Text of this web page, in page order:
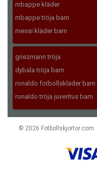
mbappe kläder
mbappe tröja barn
messi kläder barn
griezmann tröja
dybala tröja barn
ronaldo fotbollskläder barn
ronaldo tröja juventus barn
© 2026 Fotbollskjortor.com.